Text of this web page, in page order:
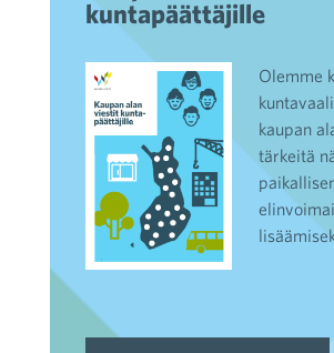
kuntapäättäjille
Olemme
kaupan
tärkeitä